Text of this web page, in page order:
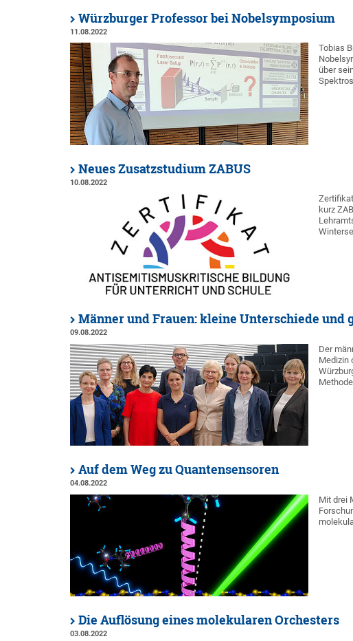
Würzburger Professor bei Nobelsymposium
11.08.2022
Tobias
über
Neues Zusatzstudium ZABUS
10.08.2022
kurz
Männer und Frauen: kleine Unterschiede und
09.08.2022
Der
Medizin
Auf dem Weg zu Quantensensoren
04.08.2022
Mit drei
Die Auflösung eines molekularen Orchesters
03.08.2022